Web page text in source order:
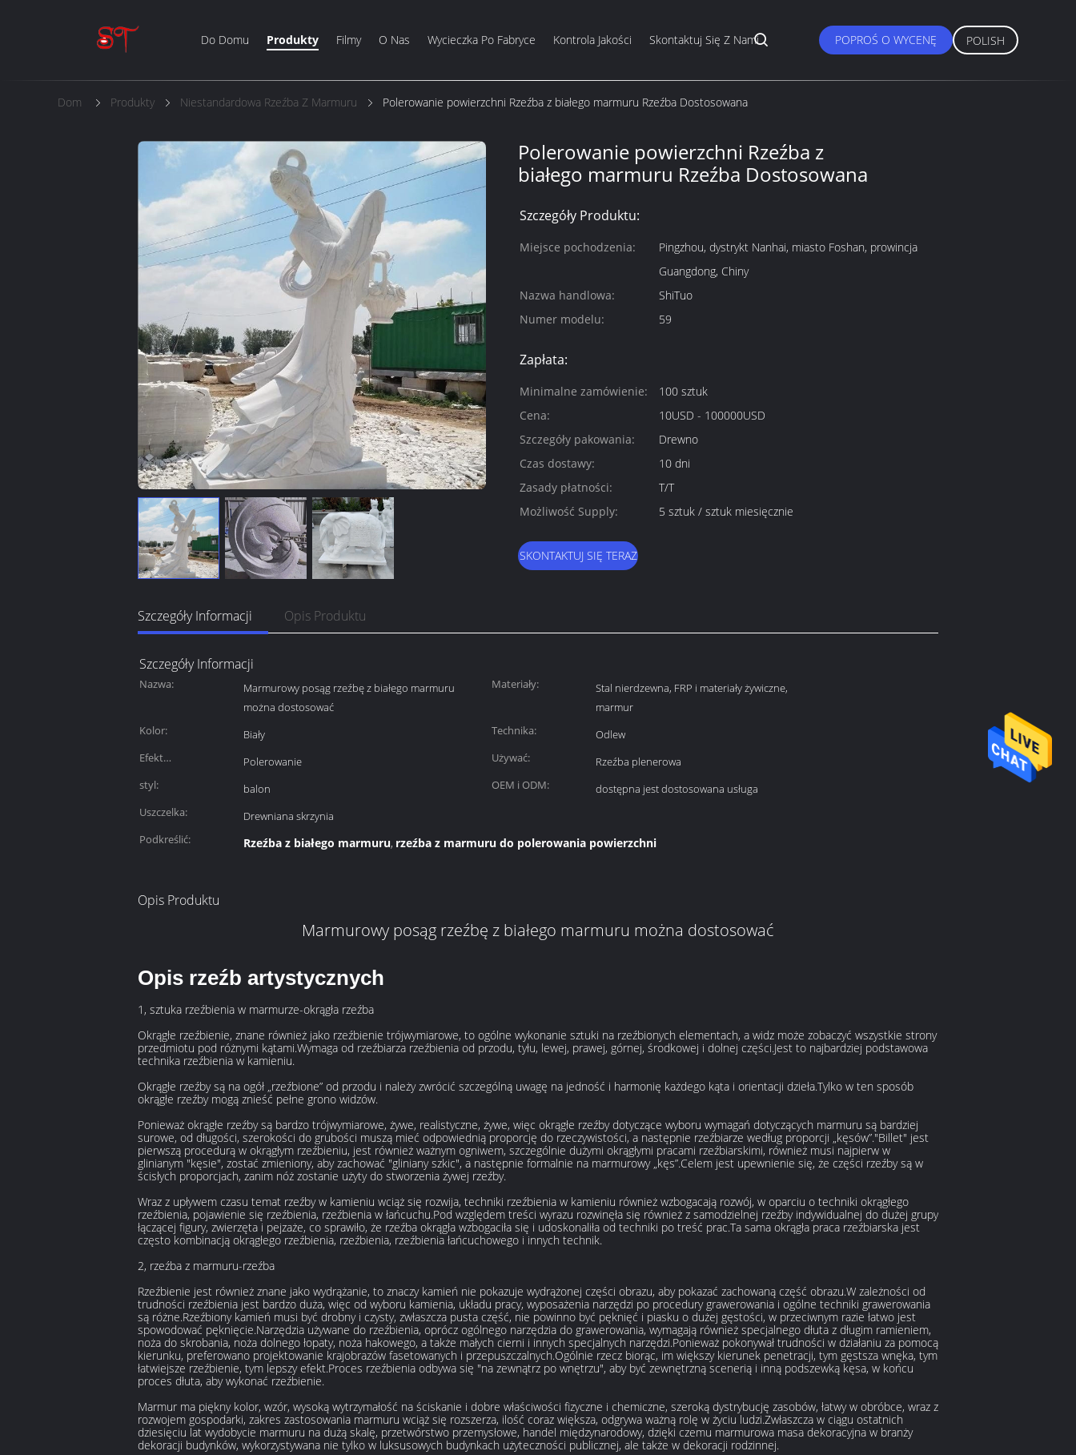
Do Domu Produkty Filmy O Nas Wycieczka Po Fabryce Kontrola Jakości Skontaktuj Się Z Nami POPROŚ O WYCENĘ POLISH
Dom Produkty Niestandardowa Rzeźba Z Marmuru Polerowanie powierzchni Rzeźba z białego marmuru Rzeźba Dostosowana
Polerowanie powierzchni Rzeźba z
białego marmuru Rzeźba Dostosowana
Szczegóły Produktu:
Miejsce pochodzenia:
Pingzhou, dystrykt Nanhai, miasto Foshan, prowincja
Guangdong, Chiny
Nazwa handlowa:
ShiTuo
Numer modelu:
59
Zapłata:
Minimalne zamówienie:
100 sztuk
Cena:
10USD - 100000USD
Szczegóły pakowania:
Drewno
Czas dostawy:
10 dni
Zasady płatności:
T/T
Możliwość Supply:
5 sztuk / sztuk miesięcznie
SKONTAKTUJ SIĘ TERAZ
Szczegóły Informacji Opis Produktu
Szczegóły Informacji
Nazwa:
Marmurowy posąg rzeźbę z białego marmuru
można dostosować
Materiały:
Stal nierdzewna, FRP i materiały żywiczne,
marmur
Kolor:
Biały Technika:
Odlew
Efekt
Polerowanie Używać:
Rzeźba plenerowa
styl:
balon OEM i ODM:
dostępna jest dostosowana usługa
Uszczelka:
Drewniana skrzynia
Podkreślić:
Rzeźba z białego marmuru, rzeźba z marmuru do polerowania powierzchni
Opis Produktu
Marmurowy posąg rzeźbę z białego marmuru można dostosować
Opis rzeźb artystycznych
1, sztuka rzeźbienia w marmurze-okrągła rzeźba
Okrągłe rzeźbienie, znane również jako rzeźbienie trójwymiarowe, to ogólne wykonanie sztuki na rzeźbionych elementach, a widz może zobaczyć wszystkie strony
przedmiotu pod różnymi kątami.Wymaga od rzeźbiarza rzeźbienia od przodu, tyłu, lewej, prawej, górnej, środkowej i dolnej części.Jest to najbardziej podstawowa
technika rzeźbienia w kamieniu.
Okrągłe rzeźby są na ogół „rzeźbione” od przodu i należy zwrócić szczególną uwagę na jedność i harmonię każdego kąta i orientacji dzieła.Tylko w ten sposób
okrągłe rzeźby mogą znieść pełne grono widzów.
Ponieważ okrągłe rzeźby są bardzo trójwymiarowe, żywe, realistyczne, żywe, więc okrągłe rzeźby dotyczące wyboru wymagań dotyczących marmuru są bardziej
surowe, od długości, szerokości do grubości muszą mieć odpowiednią proporcję do rzeczywistości, a następnie rzeźbiarze według proporcji „kęsów”."Billet" jest
pierwszą procedurą w okrągłym rzeźbieniu, jest również ważnym ogniwem, szczególnie dużymi okrągłymi pracami rzeźbiarskimi, również musi najpierw w
glinianym "kęsie", zostać zmieniony, aby zachować "gliniany szkic", a następnie formalnie na marmurowy „kęs”.Celem jest upewnienie się, że części rzeźby są w
ścisłych proporcjach, zanim nóż zostanie użyty do stworzenia żywej rzeźby.
Wraz z upływem czasu temat rzeźby w kamieniu wciąż się rozwija, techniki rzeźbienia w kamieniu również wzbogacają rozwój, w oparciu o techniki okrągłego
rzeźbienia, pojawienie się rzeźbienia, rzeźbienia w łańcuchu.Pod względem treści wyrazu rozwinęła się również z samodzielnej rzeźby indywidualnej do dużej grupy
łączącej figury, zwierzęta i pejzaże, co sprawiło, że rzeźba okrągła wzbogaciła się i udoskonaliła od techniki po treść prac.Ta sama okrągła praca rzeźbiarska jest
często kombinacją okrągłego rzeźbienia, rzeźbienia, rzeźbienia łańcuchowego i innych technik.
2, rzeźba z marmuru-rzeźba
Rzeźbienie jest również znane jako wydrążanie, to znaczy kamień nie pokazuje wydrążonej części obrazu, aby pokazać zachowaną część obrazu.W zależności od
trudności rzeźbienia jest bardzo duża, więc od wyboru kamienia, układu pracy, wyposażenia narzędzi po procedury grawerowania i ogólne techniki grawerowania
są różne.Rzeźbiony kamień musi być drobny i czysty, zwłaszcza pusta część, nie powinno być pęknięć i piasku o dużej gęstości, w przeciwnym razie łatwo jest
spowodować pęknięcie.Narzędzia używane do rzeźbienia, oprócz ogólnego narzędzia do grawerowania, wymagają również specjalnego dłuta z długim ramieniem,
noża do skrobania, noża dolnego łopaty, noża hakowego, a także małych cierni i innych specjalnych narzędzi.Ponieważ pokonywał trudności w działaniu za pomocą
kierunku, preferowano projektowanie krajobrazów fasetowanych i przepuszczalnych.Ogólnie rzecz biorąc, im większy kierunek penetracji, tym gęstsza wnęka, tym
łatwiejsze rzeźbienie, tym lepszy efekt.Proces rzeźbienia odbywa się "na zewnątrz po wnętrzu", aby być zewnętrzną scenerią i inną podszewką kęsa, w końcu
proces dłuta, aby wykonać rzeźbienie.
Marmur ma piękny kolor, wzór, wysoką wytrzymałość na ściskanie i dobre właściwości fizyczne i chemiczne, szeroką dystrybucję zasobów, łatwy w obróbce, wraz z
rozwojem gospodarki, zakres zastosowania marmuru wciąż się rozszerza, ilość coraz większa, odgrywa ważną rolę w życiu ludzi.Zwłaszcza w ciągu ostatnich
dziesięciu lat wydobycie marmuru na dużą skalę, przetwórstwo przemysłowe, handel międzynarodowy, dzięki czemu marmurowa masa dekoracyjna w branży
dekoracji budynków, wykorzystywana nie tylko w luksusowych budynkach użyteczności publicznej, ale także w dekoracji rodzinnej.